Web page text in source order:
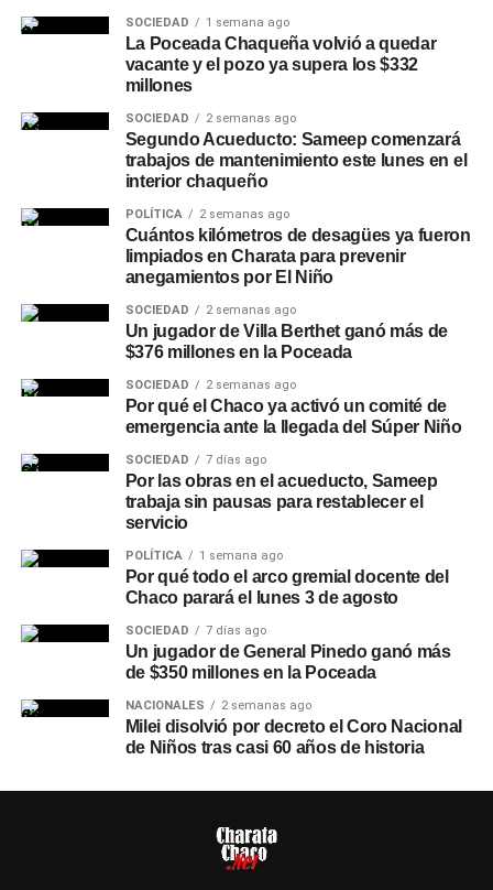
SOCIEDAD 1 semana ago
La Poceada Chaqueña volvió a quedar
vacante y el pozo ya supera los $332
millones
SOCIEDAD 2 semanas ago
Segundo Acueducto: Sameep comenzará
trabajos de mantenimiento este lunes en el
interior chaqueño
POLÍTICA 2 semanas ago
Cuántos kilómetros de desagües ya fueron
limpiados en Charata para prevenir
anegamientos por El Niño
SOCIEDAD 2 semanas ago
Un jugador de Villa Berthet ganó más de
$376 millones en la Poceada
SOCIEDAD 2 semanas ago
Por qué el Chaco ya activó un comité de
emergencia ante la llegada del Súper Niño
SOCIEDAD 7 días ago
Por las obras en el acueducto, Sameep
trabaja sin pausas para restablecer el
servicio
POLÍTICA 1 semana ago
Por qué todo el arco gremial docente del
Chaco parará el lunes 3 de agosto
SOCIEDAD 7 días ago
Un jugador de General Pinedo ganó más
de $350 millones en la Poceada
NACIONALES 2 semanas ago
Milei disolvió por decreto el Coro Nacional
de Niños tras casi 60 años de historia